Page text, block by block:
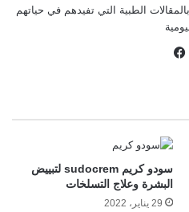
الطبية التي تفيدهم في حياتهم
سودو كريم sudocrem لتبييض
البشرة وعلاج التسلخات
29 يناير، 2022